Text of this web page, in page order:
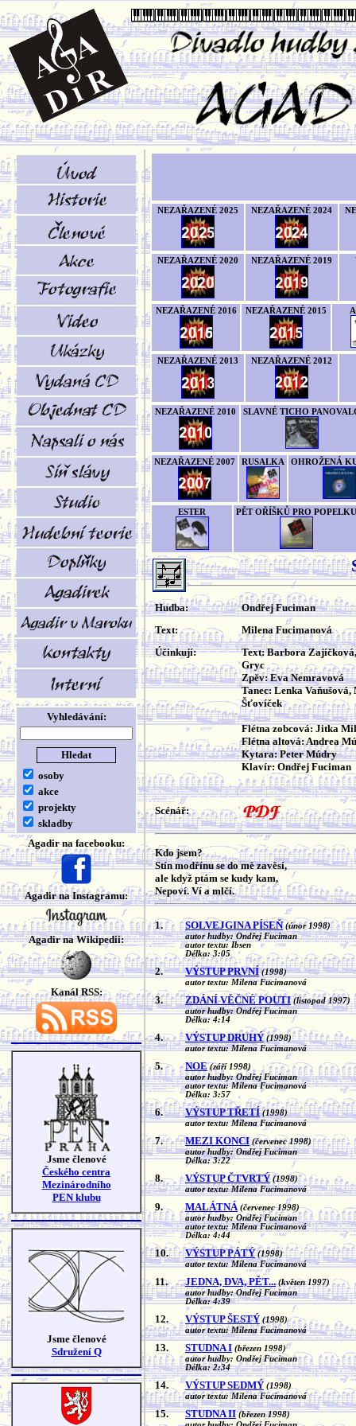
Vyhledávání:
osoby
akce
projekty
skladby
Agadir na facebooku:
Agadir na Instagramu:
Agadir na Wikipedii:
Kanál RSS:
Jsme členové
Českého centra
Mezinárodního
PEN klubu
Jsme členové
Sdružení Q
NEZAŘAZENÉ 2025 NEZAŘAZENÉ 2024
NEZAŘAZENÉ 2020 NEZAŘAZENÉ 2019
NEZAŘAZENÉ 2016 NEZAŘAZENÉ 2015
NEZAŘAZENÉ 2013 NEZAŘAZENÉ 2012
NEZAŘAZENÉ 2010 SLAVNÉ TICHO
NEZAŘAZENÉ 2007 RUSALKA OHROŽENÁ
ESTER PĚT OŘÍŠKŮ PRO POPELKU
Hudba:
Ondřej Fuciman
Text:
Milena Fucimanová
Účinkují:
Text: Barbora
Gryc
Zpěv: Eva Nemravová
Tanec: Lenka
Šťovíček
Flétna zobcová: Jitka
Flétna altová: Andrea
Kytara: Peter Múdry
Klavír: Ondřej Fuciman
Scénář:
Kdo jsem?
Stín modřínu se do mě zavěsí,
ale když ptám se kudy kam,
Nepoví. Ví a mlčí.
1. SOLVEJGINA PÍSEŇ (únor 1998)
autor hudby: Ondřej Fuciman
autor textu: Ibsen
Délka: 3:05
2. VÝSTUP PRVNÍ (1998)
autor textu: Milena Fucimanová
3. ZDÁNÍ VĚČNÉ POUTI (listopad 1997)
autor hudby: Ondřej Fuciman
Délka: 4:14
4. VÝSTUP DRUHÝ (1998)
autor textu: Milena Fucimanová
5. NOE (září 1998)
autor hudby: Ondřej Fuciman
autor textu: Milena Fucimanová
Délka: 3:57
6. VÝSTUP TŘETÍ (1998)
autor textu: Milena Fucimanová
7. MEZI KONCI (červenec 1998)
autor hudby: Ondřej Fuciman
Délka: 3:22
8. VÝSTUP ČTVRTÝ (1998)
autor textu: Milena Fucimanová
9. MALÁTNÁ (červenec 1998)
autor hudby: Ondřej Fuciman
autor textu: Milena Fucimanová
Délka: 4:44
10. VÝSTUP PÁTÝ (1998)
autor textu: Milena Fucimanová
11. JEDNA, DVA, PĚT... (květen 1997)
autor hudby: Ondřej Fuciman
Délka: 4:39
12. VÝSTUP ŠESTÝ (1998)
autor textu: Milena Fucimanová
13. STUDNA I (březen 1998)
autor hudby: Ondřej Fuciman
Délka: 2:34
14. VÝSTUP SEDMÝ (1998)
autor textu: Milena Fucimanová
15. STUDNA II (březen 1998)